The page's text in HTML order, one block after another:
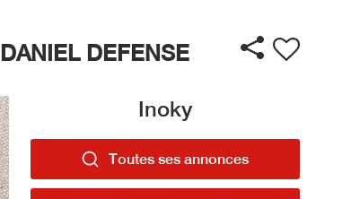
DEFENSE
Inoky
Toutes ses annonces